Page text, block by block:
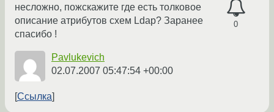
0
несложно, пожскажите где есть толковое
описание атрибутов схем Ldap? Заранее
спасибо !
Pavlukevich
02.07.2007 05:47:54 +00:00
Ссылка